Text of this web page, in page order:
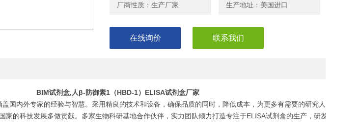
厂商性质：生产厂家 生产地址：美国进口
在线询价 联系我们
BIM试剂盒,人β-防御素1（HBD-1）ELISA试剂盒厂家
国内外专家的经验与智慧。采用精良的技术和设备，确保品质的同时，降低成本，为更多有需要的研究人员，节省
家的科技发展多做贡献。多家生物科研基地合作伙伴，实力团队倾力打造专注于ELISA试剂盒的生产，研发，助力您